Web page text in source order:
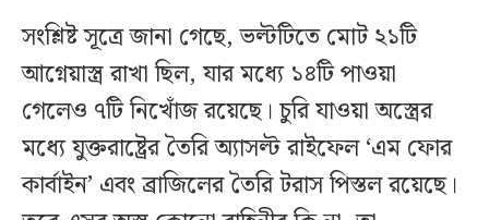
সংশ্লিষ্ট সূত্রে জানা গেছে, ভল্টটিতে মোট ২১টি
আগ্নেয়াস্ত্র রাখা ছিল, যার মধ্যে ১৪টি পাওয়া
গেলেও ৭টি নিখোঁজ রয়েছে। চুরি যাওয়া অস্ত্রের
মধ্যে যুক্তরাষ্ট্রের তৈরি অ্যাসল্ট রাইফেল ‘এম ফোর
কার্বাইন’ এবং ব্রাজিলের তৈরি টরাস পিস্তল রয়েছে।